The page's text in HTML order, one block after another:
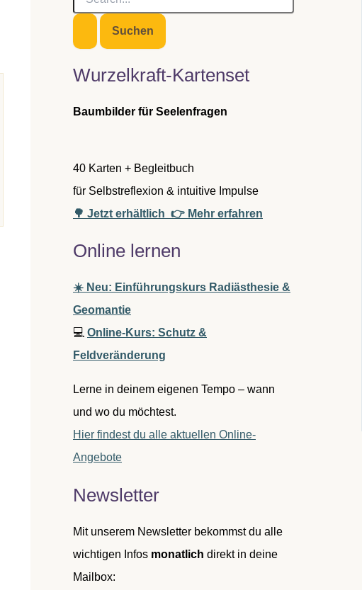
c
e
n
c
h
Wurzelkraft-Kartenset
Baumbilder für Seelenfragen
40 Karten + Begleitbuch
für Selbstreflexion & intuitive Impulse
🌳 Jetzt erhältlich 👉 Mehr erfahren
Online lernen
☀️ Neu: Einführungskurs Radiästhesie &
Geomantie
💻 Online-Kurs: Schutz &
Feldveränderung
Lerne in deinem eigenen Tempo – wann
und wo du möchtest.
Hier findest du alle aktuellen Online-
Angebote
Newsletter
Mit unserem Newsletter bekommst du alle
wichtigen Infos monatlich direkt in deine
Mailbox: